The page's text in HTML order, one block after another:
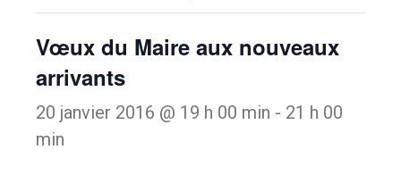
Vœux du Maire aux nouveaux
arrivants
20 janvier 2016 @ 19 h 00 min - 21 h 00
min